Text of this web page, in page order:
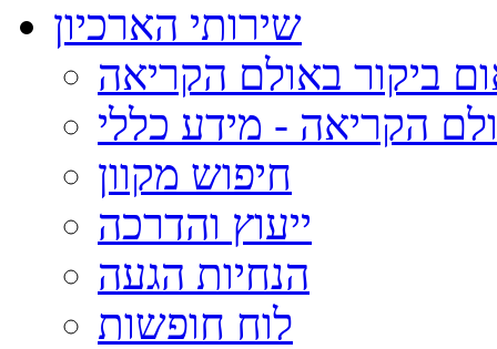
שירותי הארכיון
ביקור באולם הקריאה
הקריאה - מידע כללי
חיפוש מקוון
ייעוץ והדרכה
הנחיות הגעה
לוח חופשות